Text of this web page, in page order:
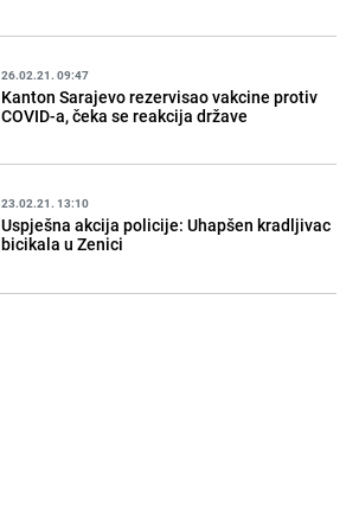
26.02.21. 09:47
Kanton Sarajevo rezervisao vakcine protiv
COVID-a, čeka se reakcija države
23.02.21. 13:10
Uspješna akcija policije: Uhapšen kradljivac
bicikala u Zenici